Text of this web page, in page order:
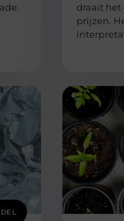
draait het
prijzen.